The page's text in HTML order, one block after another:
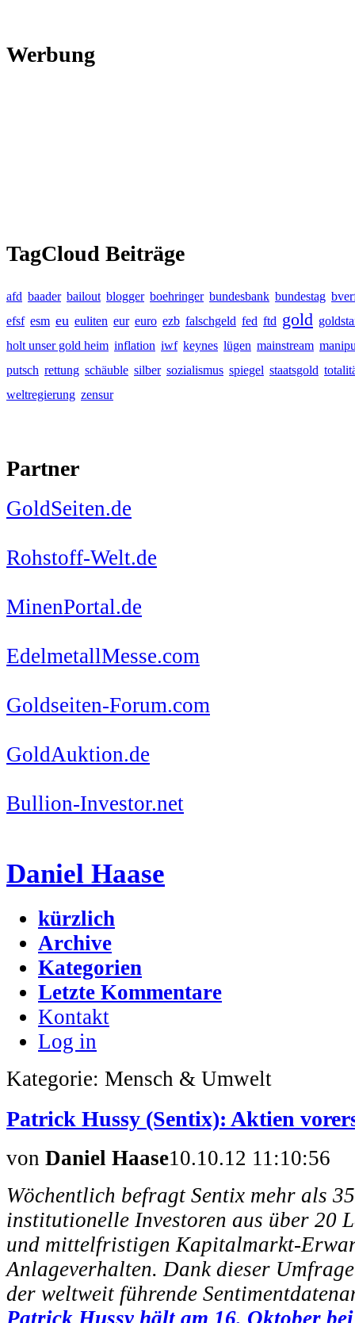
Werbung
TagCloud Beiträge
afd baader bailout blogger boehringer bundesbank bundestag
efsf esm eu euliten eur euro ezb falschgeld fed ftd gold
holt unser gold heim inflation iwf keynes lügen mainstream
putsch rettung schäuble silber sozialismus spiegel staatsgold
weltregierung zensur
Partner
GoldSeiten.de
Rohstoff-Welt.de
MinenPortal.de
EdelmetallMesse.com
Goldseiten-Forum.com
GoldAuktion.de
Bullion-Investor.net
Daniel Haase
kürzlich
Archive
Kategorien
Letzte Kommentare
Kontakt
Log in
Kategorie: Mensch & Umwelt
Patrick Hussy (Sentix): Aktien
von Daniel Haase10.10.12 11:10:56
Wöchentlich befragt Sentix mehr als
institutionelle Investoren aus über 20
und mittelfristigen Kapitalmarkt-
Anlageverhalten. Dank dieser
der weltweit führende